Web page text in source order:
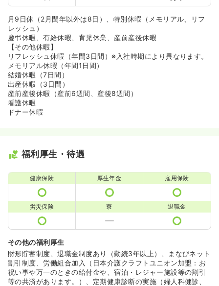
月9日休（2月閏年以外は8日）、特別休暇（メモリアル、リフ
レッシュ）
慶弔休暇、有給休暇、育児休業、産前産後休暇
【その他休暇】
リフレッシュ休暇（年間3日間）※入社時期により異なります。
メモリアル休暇（年間1日間）
結婚休暇（7日間）
出産休暇（3日間）
産前産後休暇（産前6週間、産後8週間）
看護休暇
ドナー休暇
福利厚生・待遇
健康保険 厚生年金 雇用保険
労災保険 寮 退職金
その他の福利厚生
財形貯蓄制度、退職金制度あり（勤続3年以上）、まなびネット
割引制度、労働組合加入（日本介護クラフトユニオン加盟：お
祝い事や万一のときの給付金や、宿泊・レジャー施設等の割引
等の共済があります。）、定期健康診断の実施（婦人科健診、